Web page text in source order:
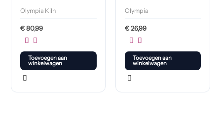
Olympia Kiln
€80,99
Toevoegen aan
winkelwagen
Olympia
€26,99
Toevoegen aan
winkelwagen